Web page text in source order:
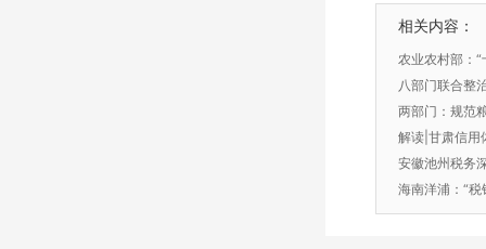
相关内容：
农业农村部：
量安全信用监
八部门联合整
惩戒
两部门：规范
解读|甘肃信用
安徽池州税务
把劲”
海南洋浦：“
制